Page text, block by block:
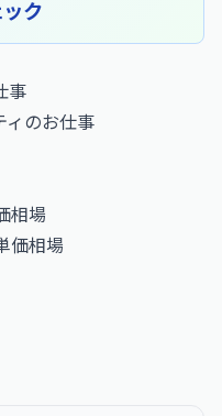
ク
事
ィのお仕事
相場
価相場